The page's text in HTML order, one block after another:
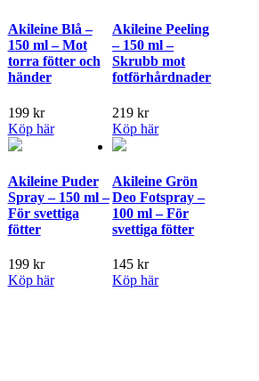
Akileine Blå –
150 ml – Mot
torra fötter och
händer
199 kr
Köp här
Akileine Peeling
– 150 ml –
Skrubb mot
fotförhårdnader
219kr
Köp här
Akileine Puder
Spray – 150 ml –
För svettiga
fötter
199 kr
Köp här
Akileine Grön
Deo Fotspray –
100 ml – För
svettiga fötter
145kr
Köp här